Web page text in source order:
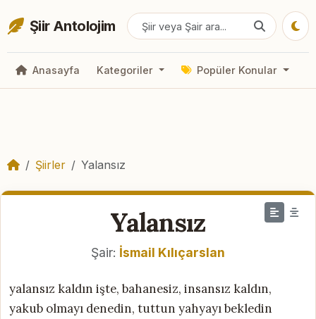
Şiir Antolojim
Anasayfa Kategoriler Popüler Konular
Şiirler Yalansız
Yalansız
Şair: İsmail Kılıçarslan
yalansız kaldın işte, bahanesiz, insansız kaldın,
yakub olmayı denedin, tuttun yahyayı bekledin